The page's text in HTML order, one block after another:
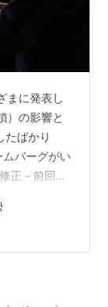
まに発表し
）の影響と
たばかり
バーグがい
正－前回発
しを反映
生産計画
中国依存の
ロナ渦以